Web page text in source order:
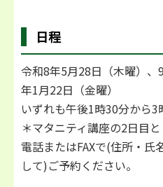
日程
令和8年5月28日（木曜）
年1月22日（金曜）
いずれも午後1時30分から3
＊マタニティ講座の2日目と
電話またはFAXで(住所・
して)ご予約ください。